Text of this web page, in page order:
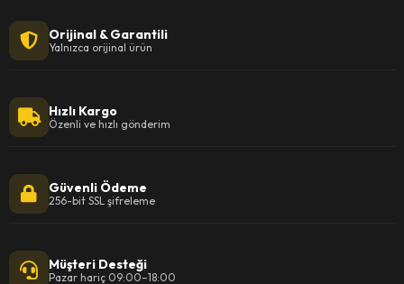
Orijinal & Garantili
Yalnızca orijinal ürün
Hızlı Kargo
Özenli ve hızlı gönderim
Güvenli Ödeme
256-bit SSL şifreleme
Müşteri Desteği
Pazar hariç 09:00–18:00